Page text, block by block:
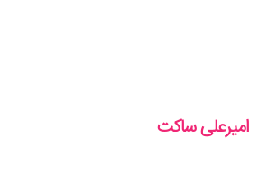
امیرعلی ساکت